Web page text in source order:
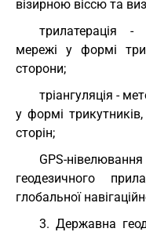
візирною віссю та
трилатерація -
мережі у формі
сторони;
тріангуляція -
у формі
сторін;
GPS-
геодезичного
глобальної
3. Державна